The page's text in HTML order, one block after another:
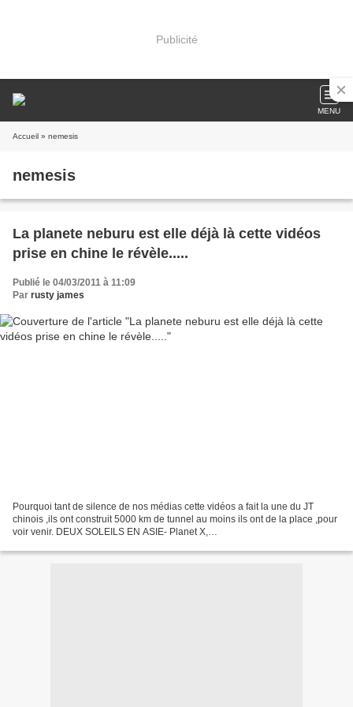
Publicité
MENU
Accueil » nemesis
nemesis
La planete neburu est elle déjà là cette vidéos
prise en chine le révèle.....
Publié le 04/03/2011 à 11:09
Par rusty james
Pourquoi tant de silence de nos médias cette vidéos a fait la une du JT
chinois ,ils ont construit 5000 km de tunnel au moins ils ont de la place ,pour
voir venir. DEUX SOLEILS EN ASIE- Planet X,